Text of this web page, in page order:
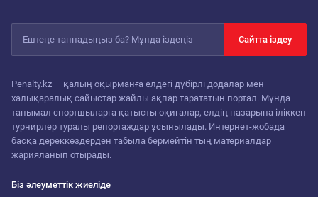
Сайтта іздеу
Penalty.kz — қалың оқырманға елдегі дүбірлі додалар мен
халықаралық сайыстар жайлы ақпар тарататын портал. Мұнда
танымал спортшыларға қатысты оқиғалар, елдің назарына іліккен
турнирлер туралы репортаждар ұсынылады. Интернет-жобада
басқа дереккөздерден табыла бермейтін тың материалдар
жарияланып отырады.
Біз әлеуметтік жиеліде